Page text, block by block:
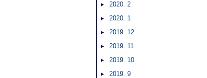
2020. 2
2020. 1
2019. 12
2019. 11
2019. 10
2019. 9